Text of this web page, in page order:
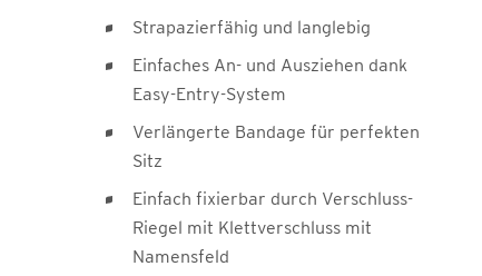
Strapazierfähig und langlebig
Einfaches An- und Ausziehen dank
Easy-Entry-System
Verlängerte Bandage für perfekten
Sitz
Einfach fixierbar durch Verschluss-
Riegel mit Klettverschluss mit
Namensfeld